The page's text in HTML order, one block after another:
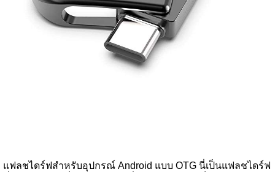
แฟลชไดร์ฟสำหรับอุปกรณ์ Android แบบ OTG นี่เป็นแฟลชไดร์ฟ